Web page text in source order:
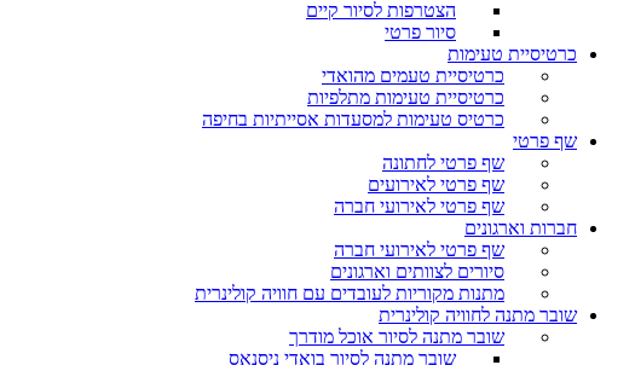
הצטרפות לסיור קיים
סיור פרטי
כרטיסיית טעימות
כרטיסיית טעמים מהואדי
כרטיסיית טעימות מתלפיות
כרטיס טעימות למסעדות אסייתיות בחיפה
שף פרטי
שף פרטי לחתונה
שף פרטי לאירועים
שף פרטי לאירועי חברה
חברות וארגונים
שף פרטי לאירועי חברה
סיורים לצוותים וארגונים
מתנות מקוריות לעובדים עם חוויה קולינרית
שובר מתנה לחוויה קולינרית
שובר מתנה לסיור אוכל מודרך
שובר מתנה לסיור בואדי ניסנאס